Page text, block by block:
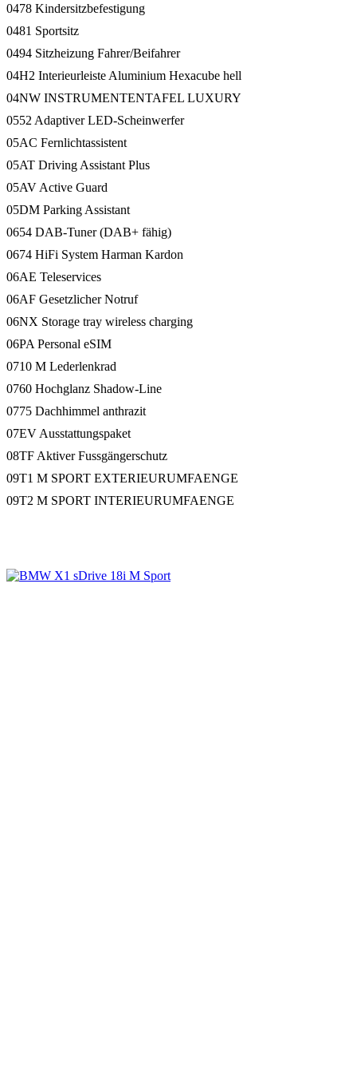
0478 Kindersitzbefestigung
0481 Sportsitz
0494 Sitzheizung Fahrer/Beifahrer
04H2 Interieurleiste Aluminium Hexacube hell
04NW INSTRUMENTENTAFEL LUXURY
0552 Adaptiver LED-Scheinwerfer
05AC Fernlichtassistent
05AT Driving Assistant Plus
05AV Active Guard
05DM Parking Assistant
0654 DAB-Tuner (DAB+ fähig)
0674 HiFi System Harman Kardon
06AE Teleservices
06AF Gesetzlicher Notruf
06NX Storage tray wireless charging
06PA Personal eSIM
0710 M Lederlenkrad
0760 Hochglanz Shadow-Line
0775 Dachhimmel anthrazit
07EV Ausstattungspaket
08TF Aktiver Fussgängerschutz
09T1 M SPORT EXTERIEURUMFAENGE
09T2 M SPORT INTERIEURUMFAENGE